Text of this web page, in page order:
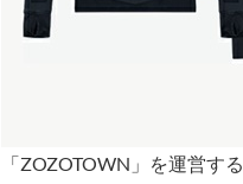
「ZOZOTOWN」を運営する